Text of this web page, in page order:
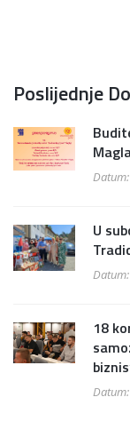
Poslijednje
Datum:
U
Datum:
18
Datum: